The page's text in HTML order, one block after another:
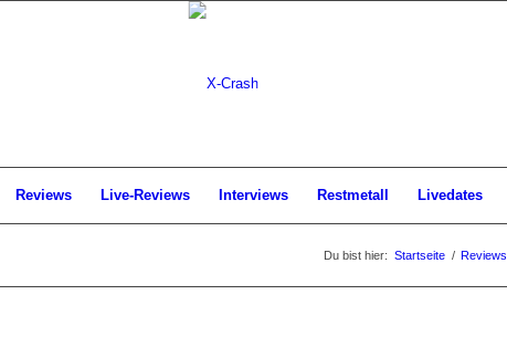
Reviews Live-Reviews Interviews Restmetall Livedates
Du bist hier: Startseite / Reviews